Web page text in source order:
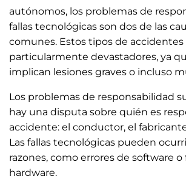
autónomos, los problemas de
fallas tecnológicas son dos de las
comunes. Estos tipos de
particularmente devastadores, ya
implican lesiones graves o incluso
Los problemas de responsabilidad
hay una disputa sobre quién es
accidente: el conductor, el
Las fallas tecnológicas pueden
razones, como errores de software o
hardware.